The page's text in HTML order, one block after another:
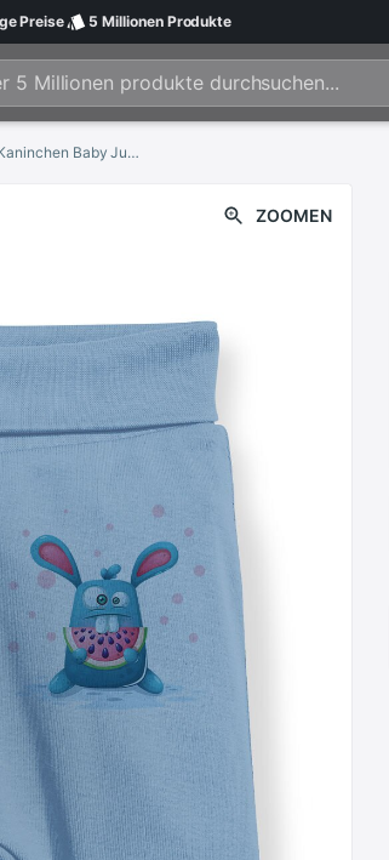
Preise 5 MillionenProdukte
Angemiel Baby Wassermelone Liebevolle Offenes Kaninchen Baby Junge Pluderhosen Pantalon Blau
ZOOMEN